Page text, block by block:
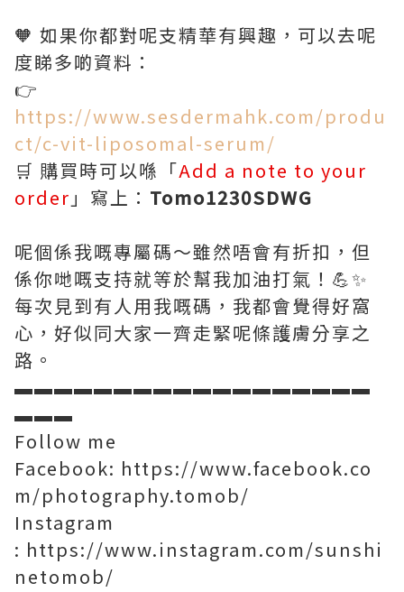
🧡 如果你都對呢支精華有興趣，可以去呢
度睇多啲資料：
👉
https://www.sesdermahk.com/produ
ct/c-vit-liposomal-serum/
🛒 購買時可以喺「Add a note to your
order 」寫上： Tomo1230SDWG
呢個係我嘅專屬碼～雖然唔會有折扣，但
係你哋嘅支持就等於幫我加油打氣！💪✨
每次見到有人用我嘅碼，我都會覺得好窩
心，好似同大家一齊走緊呢條護膚分享之
路。
▬▬▬▬▬▬▬▬▬▬▬▬▬▬▬▬▬▬
▬▬▬
Follow me
Facebook: https://www.facebook.co
m/photography.tomob/
Instagram
: https://www.instagram.com/sunshi
netomob/